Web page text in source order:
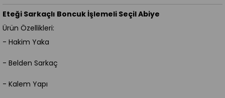
Eteği Sarkaçlı Boncuk İşlemeli Seçil Abiye
Ürün Özellikleri:
- Hakim Yaka
- Belden Sarkaç
- Kalem Yapı